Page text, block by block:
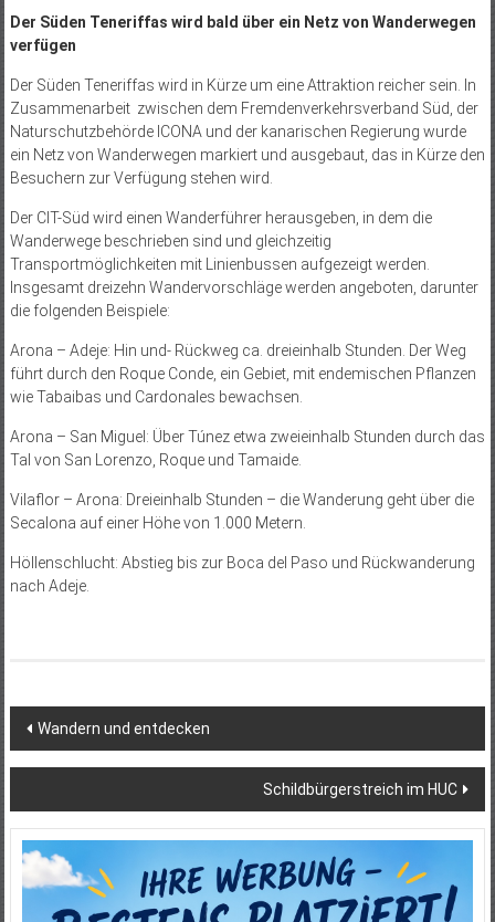
Der Süden Teneriffas wird bald über ein Netz von Wanderwegen
verfügen
Der Süden Teneriffas wird in Kürze um eine Attraktion reicher sein. In
Zusammenarbeit zwischen dem Fremdenverkehrsverband Süd, der
Naturschutzbehörde ICONA und der kanarischen Regierung wurde
ein Netz von Wanderwegen markiert und ausgebaut, das in Kürze den
Besuchern zur Verfügung stehen wird.
Der CIT-Süd wird einen Wanderführer herausgeben, in dem die
Wanderwege beschrieben sind und gleichzeitig
Transportmöglichkeiten mit Linienbussen aufgezeigt werden.
Insgesamt dreizehn Wandervorschläge werden angeboten, darunter
die folgenden Beispiele:
Arona – Adeje: Hin und- Rückweg ca. dreieinhalb Stunden. Der Weg
führt durch den Roque Conde, ein Gebiet, mit endemischen Pflanzen
wie Tabaibas und Cardonales bewachsen.
Arona – San Miguel: Über Túnez etwa zweieinhalb Stunden durch das
Tal von San Lorenzo, Roque und Tamaide.
Vilaflor – Arona: Dreieinhalb Stunden – die Wanderung geht über die
Secalona auf einer Höhe von 1.000 Metern.
Höllenschlucht: Abstieg bis zur Boca del Paso und Rückwanderung
nach Adeje.
Beitragsnavigation
Wandern und entdecken
Schildbürgerstreich im HUC